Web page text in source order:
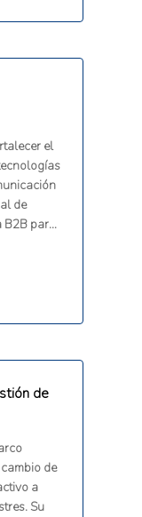
el
de
B2B para
de
de
a
Su